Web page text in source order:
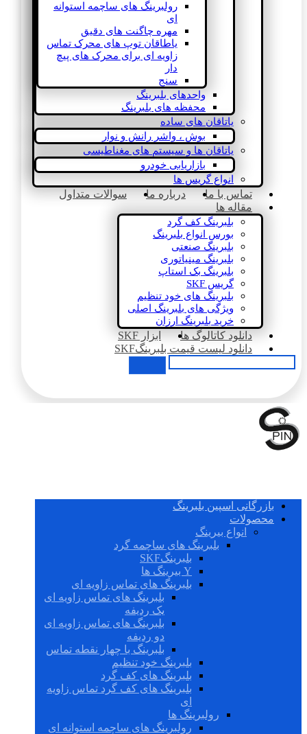
رولبرینگ های ساچمه استوانه
ای
مهره چاگنت های دقیق
یاطاقان توپ های محرک تماس
زاویه ای برای محرک های پیچ
دار
سنج
واحدهای بلبرینگ
محفظه های بلبرینگ
یاتاقان های ساده
بوش ، واشر رانش و نوار
یاتاقان ها و سیستم های مغناطیسی
بازاریابی خودرو
انواع گریس ها
تماس با ما درباره ما
سوالات متداول
مقاله ها
بلبرینگ کف گرد
بورس انواع بلبرینگ
بلبرینگ صنعتی
بلبرینگ مینیاتوری
بلبرینگ بک استاپ
گریس SKF
بلبرینگ های خود تنظیم
ویژگی های بلبرینگ اصلی
خرید بلبرینگ ارزان
دانلود کاتالوگ ها
ابزار SKF
دانلود لیست قیمت بلبرینگSKF
بازرگانی اسپین بلبرینگ
محصولات
انواع بیرینگ
بلبرینگ های ساچمه گرد
بلبرینگSKF
Y بیرینگ ها
بلبرینگ های تماس زاویه ای
بلبرینگ های تماس زاویه ای
یک ردیفه
بلبرینگ های تماس زاویه ای
دو ردیفه
بلبرینگ با چهار نقطه تماس
بلبرینگ خود تنظیم
بلبرینگ های کف گرد
بلبرینگ های کف گرد تماس زاویه
ای
رولبرینگ ها
رولبرینگ های ساچمه استوانه ای